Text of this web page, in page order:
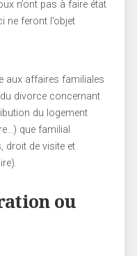
n’ont pas à faire état
ne feront l’objet
aux affaires familiales
divorce concernant
du logement
que familial
droit de visite et
ou